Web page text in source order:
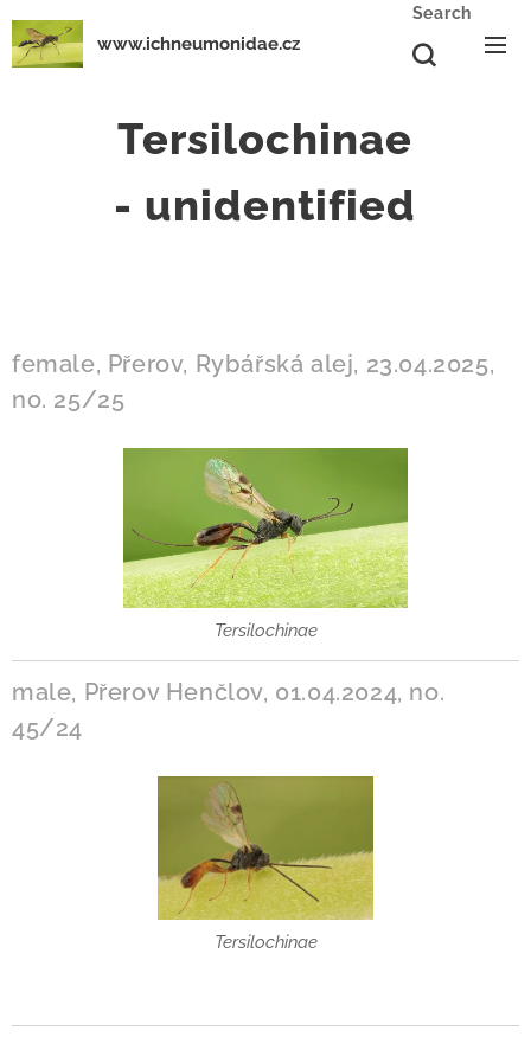
www.ichneumonidae.cz
Search
Tersilochinae
- unidentified
female, Přerov, Rybářská alej, 23.04.2025,
no. 25/25
Tersilochinae
male, Přerov Henčlov, 01.04.2024, no.
45/24
Tersilochinae